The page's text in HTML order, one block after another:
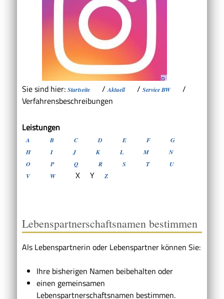
Sie sind hier: Startseite /Aktuell / Service BW
/
Verfahrensbeschreibungen
Leistungen
A B C D E F
G
H
I J K L M
N
O
P Q R S T
U
V
W X Y Z
Lebenspartnerschaftsnamen bestimmen
Als Lebenspartnerin oder Lebenspartner können Sie:
Ihre bisherigen Namen beibehalten oder
einen gemeinsamen
Lebenspartnerschaftsnamen bestimmen.